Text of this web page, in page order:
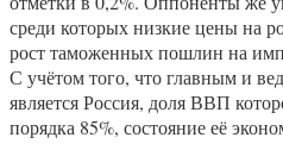
среди которых низкие цены на
рост таможенных пошлин на
С учётом того, что главным и
является Россия, доля ВВП
порядка 85%, состояние её